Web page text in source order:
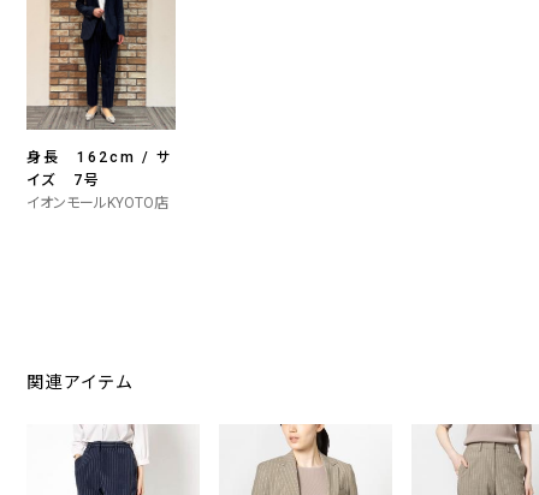
身長 162cm / サ
イズ 7号
イオンモールKYOTO店
関連アイテム